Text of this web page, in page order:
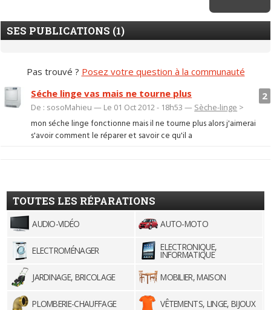
SES PUBLICATIONS (1)
Pas trouvé ? Posez votre question à la communauté
2
Séche linge vas mais ne tourne plus
De : sosoMahieu — Le 01 Oct 2012 - 18h53 — Sèche-linge >
mon séche linge fonctionne mais il ne tourne plus alors j'aimerai
s'avoir comment le réparer et savoir ce qu'il a
TOUTES LES RÉPARATIONS
AUDIO-VIDÉO AUTO-MOTO
ELECTROMÉNAGER ELECTRONIQUE,
INFORMATIQUE
JARDINAGE, BRICOLAGE
MOBILIER, MAISON
PLOMBERIE-CHAUFFAGE VÊTEMENTS, LINGE, BIJOUX